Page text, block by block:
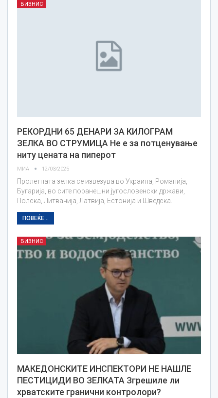
БИЗНИС
РЕКОРДНИ 65 ДЕНАРИ ЗА КИЛОГРАМ
ЗЕЛКА ВО СТРУМИЦА Не е за потценување
ниту цената на пиперот
МИА 12/03/2025
Пролетната зелка се извезува во Украина, Романија,
Бугарија, во сите поранешни југословенски држави,
Полска, Литванија, Латвија, Естонија и Шведска.
ПОВЕЌЕ...
БИЗНИС
МАКЕДОНСКИТЕ ИНСПЕКТОРИ НЕ НАШЛЕ
ПЕСТИЦИДИ ВО ЗЕЛКАТА Згрешиле ли
хрватските гранични контролори?